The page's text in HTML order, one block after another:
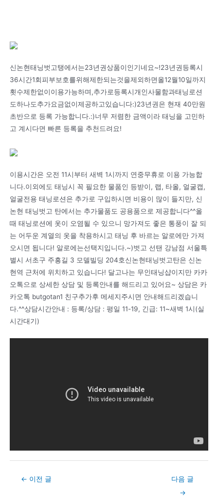
신논현태닝벗고탱에서는23년권상품이인기네요~!23년권등록시
36시간1회피부보호를위해제한되는것을제외하면올12월10일까지
횟수제한없이이용가능하며,추가로등록시개인사물함과태닝로션
도하나도추가요금없이제공하고있습니다:)23년권은 현재 40만원
초반으로 등록 가능합니다.:)너무 저렴한 금액이라 태닝을 고민하
고 계시다면 빠른 등록을 추천드려요!
이용시간은 오전 11시부터 새벽 1시까지 연중무휴로 이용 가능합
니다.이외에도 태닝시 꼭 필요한 물품인 등받이, 랩, 타올, 얼굴캡,
얼굴전용 태닝로션은 추가로 구입하시면 비용이 많이 들지만, 신
논현 태닝벗고 탄에서는 추가물품도 공용품으로 제공합니다^^올
때 태닝로션에 옷이 오염될 수 있으니 망가져도 좋은 통풍이 잘 되
는 어두운 계열의 옷을 착용하시고 태닝 후 바르는 알로에만 가져
오시면 됩니다! 알로에는선택지입니다.~)벗고 선탠 강남점 서울특
별시 서초구 주흥길 3 모델빌딩 204호신논현태닝벗고탄은 신논
현역 근처에 위치하고 있습니다! 달고나는 무인태닝샵이지만 카카
오톡으로 상세한 상담 및 등록안내를 해드리고 있어요~ 상담은 카
카오톡 butgotan1 친구추가후 메세지주시면 안내해드리겠습니
다.^^상담시간안내 : 등록/상담 : 평일 11-19, 긴급: 11~새벽 1시(실
시간대기)
Post← 이전 글
다음 글
→